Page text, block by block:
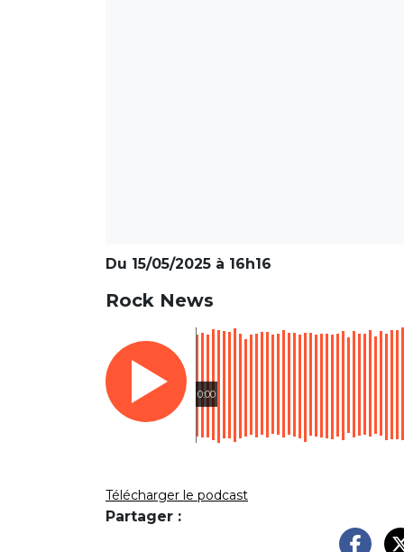
Du 15/05/2025 à 16h16
Rock News
0:00
Télécharger le podcast
Partager :